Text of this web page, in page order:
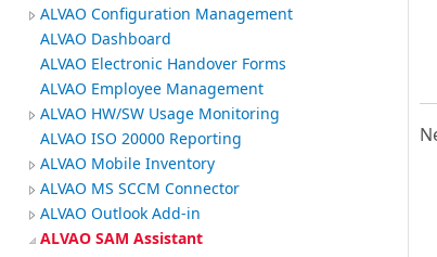
ALVAO Configuration Management
ALVAO Dashboard
ALVAO Electronic Handover Forms
ALVAO Employee Management
ALVAO HW/SW Usage Monitoring
ALVAO ISO 20000 Reporting
ALVAO Mobile Inventory
ALVAO MS SCCM Connector
ALVAO Outlook Add-in
ALVAO SAM Assistant